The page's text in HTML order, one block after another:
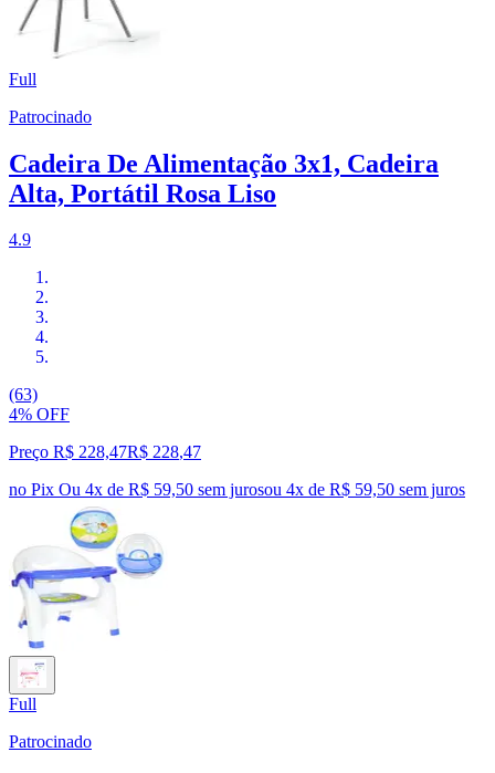
Full
Patrocinado
Cadeira De Alimentação 3x1, Cadeira
Alta, Portátil Rosa Liso
4.9
(63)
4% OFF
Preço R$ 228,47R$ 228,47
no Pix Ou 4x de R$ 59,50 sem jurosou 4x de R$ 59,50 sem juros
Full
Patrocinado